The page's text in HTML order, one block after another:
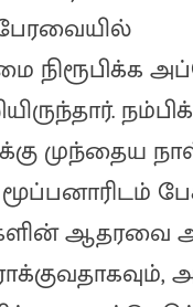
நிரூபிக்க
முந்தைய
ஆதரவை